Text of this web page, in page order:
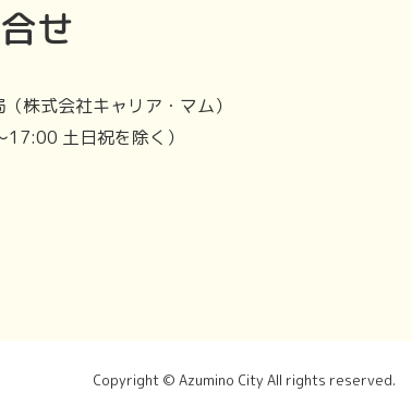
せ
株式会社キャリア・マム）
土日祝を除く）
Copyright © Azumino City All rights reserved.